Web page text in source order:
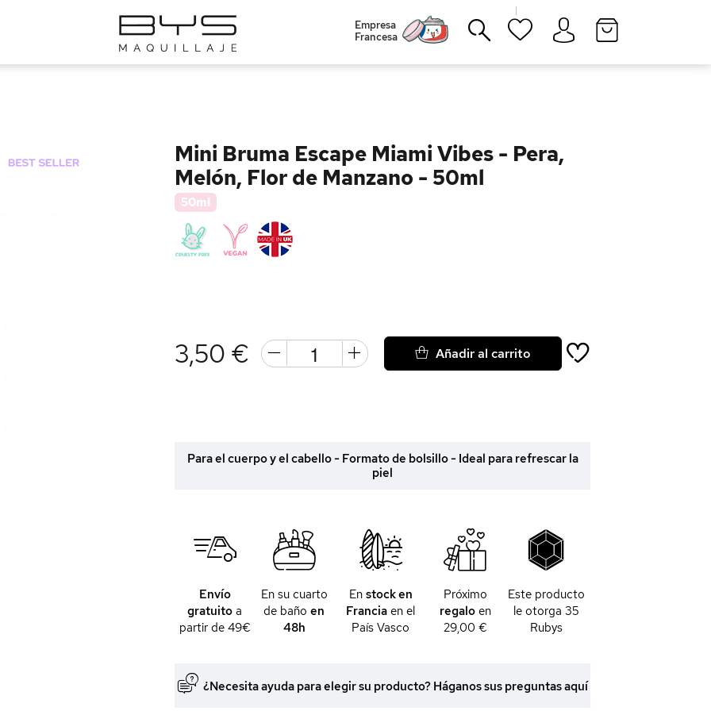
|
Empresa
Francesa
Mini Bruma Escape Miami Vibes - Pera,
Melón, Flor de Manzano - 50ml
50ml
3,50 € Añadir al carrito
Para el cuerpo y el cabello - Formato de bolsillo - Ideal para refrescar la
piel
Envío
gratuito a
partir de 49€
En su cuarto
de bañoen
48h
En stock en
Francia en el
País Vasco
Próximo
regaloen
29,00 €
Este producto
le otorga 35
Rubys
¿Necesita ayuda para elegir su producto? Háganos sus preguntas aquí